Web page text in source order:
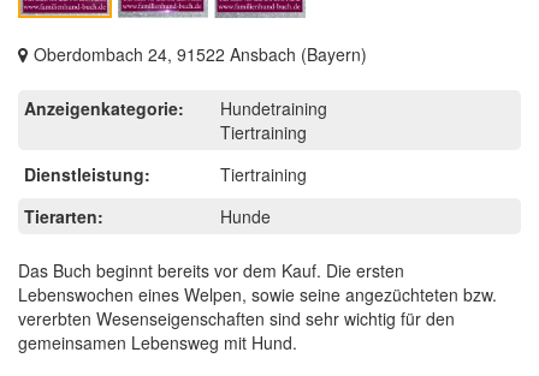
Oberdombach 24, 91522 Ansbach (Bayern)
Anzeigenkategorie:
Hundetraining
Tiertraining
Dienstleistung:
Tiertraining
Tierarten:
Hunde
Das Buch beginnt bereits vor dem Kauf. Die ersten
Lebenswochen eines Welpen, sowie seine angezüchteten bzw.
vererbten Wesenseigenschaften sind sehr wichtig für den
gemeinsamen Lebensweg mit Hund.